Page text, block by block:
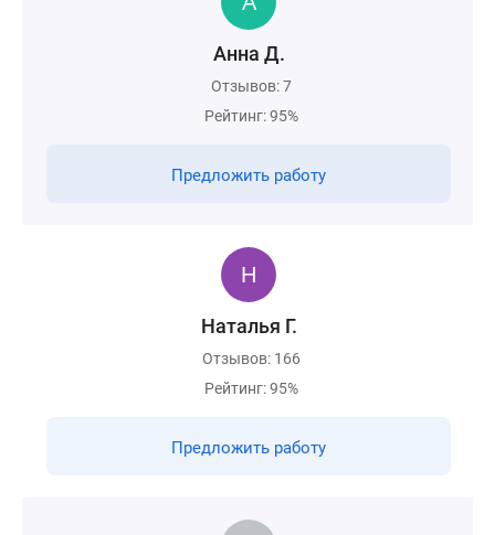
Анна Д.
Отзывов: 7
Рейтинг: 95%
Предложить работу
Наталья Г.
Отзывов: 166
Рейтинг: 95%
Предложить работу